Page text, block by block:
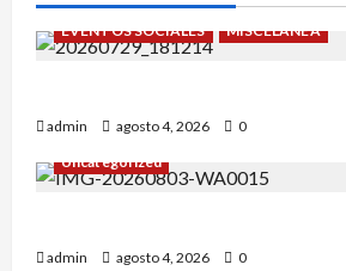
EVENTOS SOCIALES MISCELÁNEA
admin agosto 4, 2026
0
Uncategorized
admin agosto 4, 2026
0